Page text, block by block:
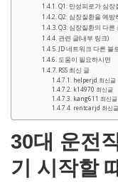
Q1: 만성피로가 심장
Q2: 심장질환을 예방
Q3: 심장질환의 다른
관련 글(내부 링크)
JD 네트워크 다른 블
도움이 필요하시면
RSS 최신 글
helperjd 최신글
k14970 최신글
kang611 최신글
rentcarjd 최신글
30대 운전
기 시작할